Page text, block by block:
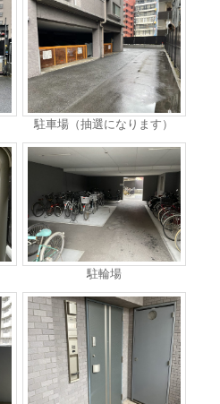
駐車場（抽選になります）
駐輪場